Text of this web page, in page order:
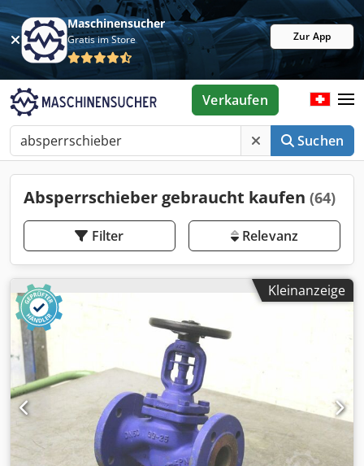
Maschinensucher
Gratis im Store Zur App
Suchen
Verkaufen
Absperrschieber gebraucht kaufen (64)
Filter Relevanz
Kleinanzeige